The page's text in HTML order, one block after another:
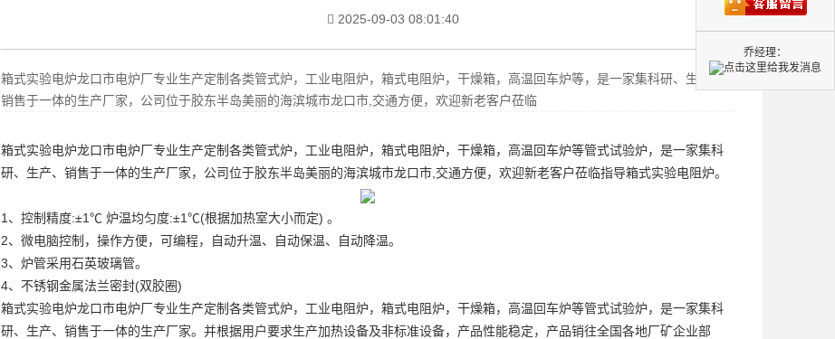
2025-09-03 08:01:40
箱式实验电炉龙口市电炉厂专业生产定制各类管式炉，工业电阻炉，箱式电阻炉，干燥箱，高温回车炉等，是一家集科研、生产、
销售于一体的生产厂家，公司位于胶东半岛美丽的海滨城市龙口市,交通方便，欢迎新老客户莅临
箱式实验电炉龙口市电炉厂专业生产定制各类管式炉，工业电阻炉，箱式电阻炉，干燥箱，高温回车炉等管式试验炉，是一家集科
研、生产、销售于一体的生产厂家，公司位于胶东半岛美丽的海滨城市龙口市,交通方便，欢迎新老客户莅临指导箱式实验电阻炉。
1、控制精度:±1℃ 炉温均匀度:±1℃(根据加热室大小而定) 。
2、微电脑控制，操作方便，可编程，自动升温、自动保温、自动降温。
3、炉管采用石英玻璃管。
4、不锈钢金属法兰密封(双胶圈)
箱式实验电炉龙口市电炉厂专业生产定制各类管式炉，工业电阻炉，箱式电阻炉，干燥箱，高温回车炉等管式试验炉，是一家集科
研、生产、销售于一体的生产厂家。并根据用户要求生产加热设备及非标准设备，产品性能稳定，产品销往全国各地厂矿企业部
乔经理：